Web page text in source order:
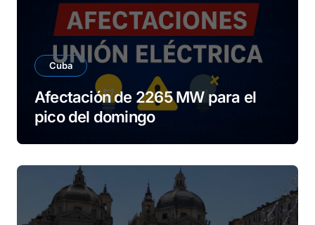
Cuba
Afectación de 2265 MW para el
pico del domingo